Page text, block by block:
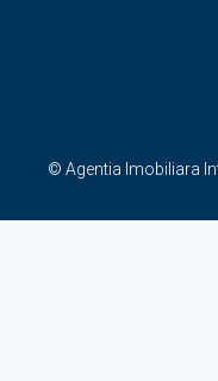
© Agentia Imobiliara